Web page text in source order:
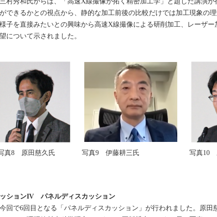
できるかとの視点から、静的な加工前後の比較だけでは加工現象の
子を直接みたいとの興味から高速X線撮像による研削加工、レーザ
について示されました。
真8 原田慈久氏 写真9 伊藤耕三氏 写真10
ションIV パネルディスカッション
で6回目となる「パネルディスカッション」が行われました。原田